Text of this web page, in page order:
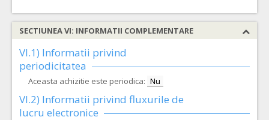
SECTIUNEA VI: INFORMATII COMPLEMENTARE
VI.1) Informatii privind
periodicitatea
Aceasta achizitie este periodica: Nu
VI.2) Informatii privind fluxurile de
lucru electronice